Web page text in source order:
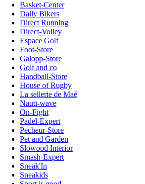
Basket-Center
Daily Bikers
Direct Running
Direct-Volley
Espace Golf
Foot-Store
Galopp-Store
Golf and co
Handball-Store
House of Rugby
La sellerie de Maé
Nauti-wave
On-Fight
Padel-Expert
Pecheur-Store
Pet and Garden
Slowood Interior
Smash-Expert
Sneak'In
Sneakids